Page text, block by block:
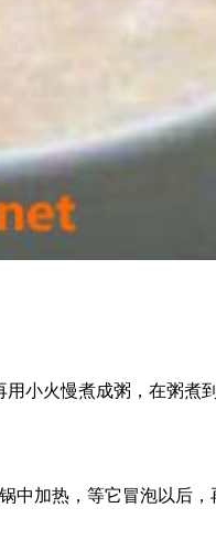
小火慢煮成粥，在粥煮
中加热，等它冒泡以后